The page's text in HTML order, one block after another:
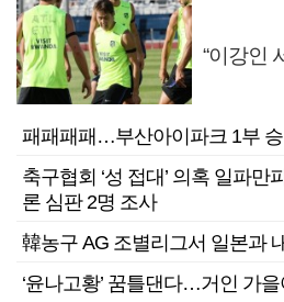
“이강인
패패패패…부산아이파크 1부
축구협회 ‘성 접대’ 의혹 일파
론 심판 2명 조사
韓농구 AG 조별리그서 일본과
‘윤나고황’ 꿈틀댄다…거인 가